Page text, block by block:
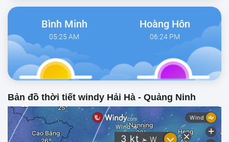
Bình Minh
05:25 AM
Hoàng Hôn
06:24 PM
Bản đồ thời tiết windy Hải Hà - Quảng Ninh